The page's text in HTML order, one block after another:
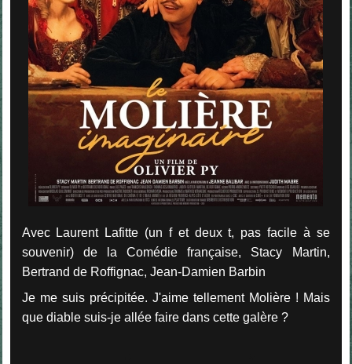
Avec Laurent Lafitte (un f et deux t, pas facile à se
souvenir) de la Comédie française, Stacy Martin,
Bertrand de Roffignac, Jean-Damien Barbin
Je me suis précipitée. J'aime tellement Molière ! Mais
que diable suis-je allée faire dans cette galère ?